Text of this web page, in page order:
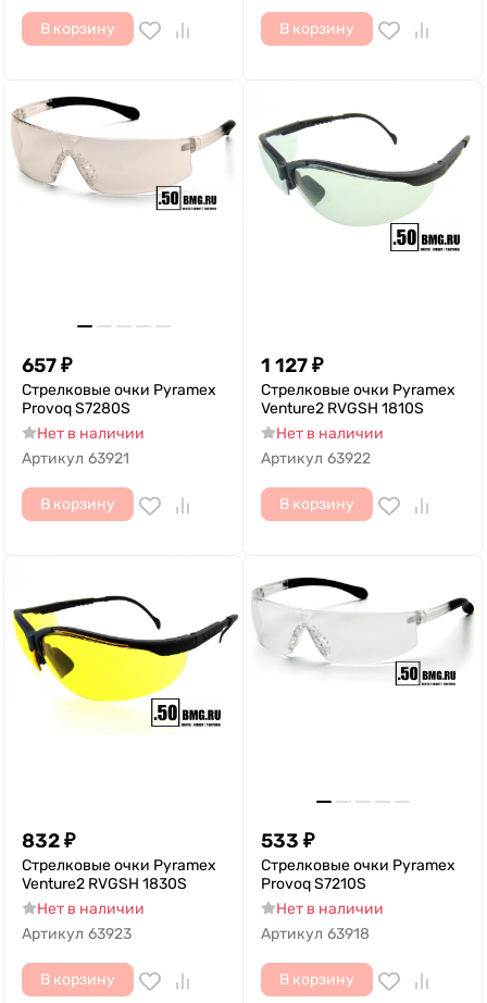
В корзину В корзину
657₽
Стрелковые очки Pyramex
Provoq S7280S
Нет в наличии
Артикул 63921
В корзину
1 127₽
Стрелковые очки Pyramex
Venture2 RVGSH 1810S
Нет в наличии
Артикул 63922
В корзину
832₽
Стрелковые очки Pyramex
Venture2 RVGSH 1830S
Нет в наличии
Артикул 63923
В корзину
533 ₽
Стрелковые очки Pyramex
Provoq S7210S
Нет в наличии
Артикул 63918
В корзину